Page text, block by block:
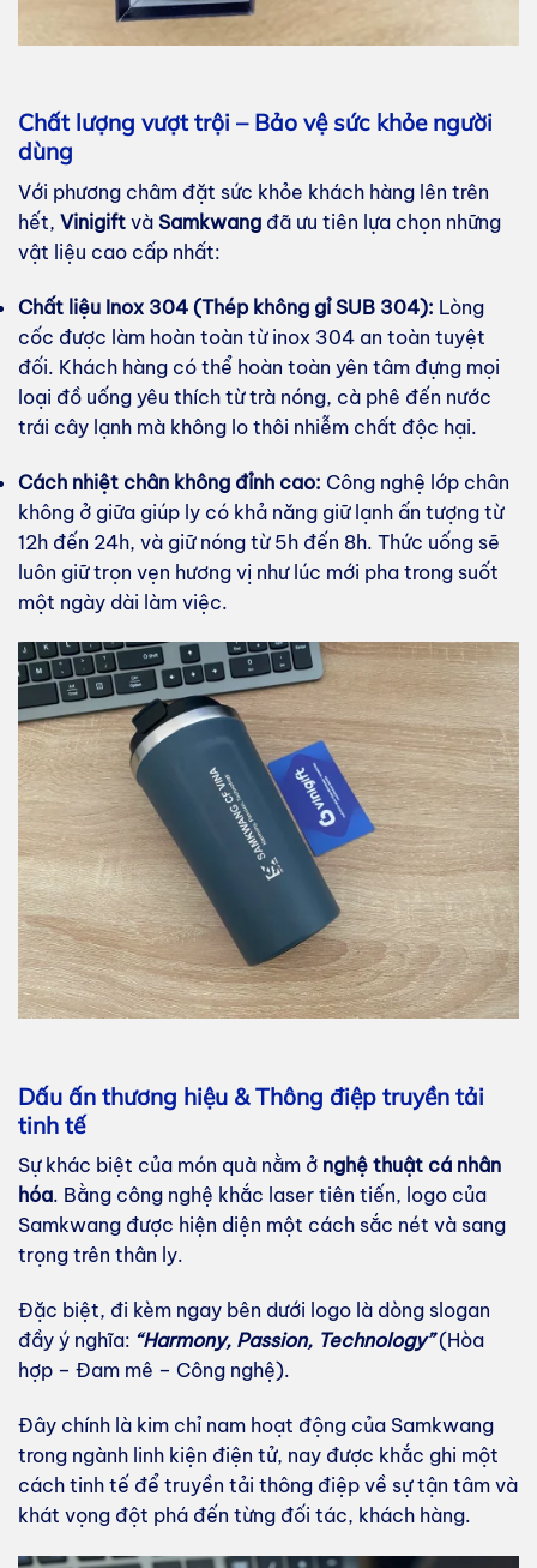
Chất lượng vượt trội – Bảo vệ sức khỏe người
dùng
Với phương châm đặt sức khỏe khách hàng lên trên
hết, Vinigift và Samkwang đã ưu tiên lựa chọn những
vật liệu cao cấp nhất:
Chất liệu Inox 304 (Thép không gỉ SUB 304): Lòng
cốc được làm hoàn toàn từ inox 304 an toàn tuyệt
đối. Khách hàng có thể hoàn toàn yên tâm đựng mọi
loại đồ uống yêu thích từ trà nóng, cà phê đến nước
trái cây lạnh mà không lo thôi nhiễm chất độc hại.
Cách nhiệt chân không đỉnh cao: Công nghệ lớp chân
không ở giữa giúp ly có khả năng giữ lạnh ấn tượng từ
12h đến 24h, và giữ nóng từ 5h đến 8h. Thức uống sẽ
luôn giữ trọn vẹn hương vị như lúc mới pha trong suốt
một ngày dài làm việc.
Dấu ấn thương hiệu & Thông điệp truyền tải
tinh tế
Sự khác biệt của món quà nằm ở nghệ thuật cá nhân
hóa. Bằng công nghệ khắc laser tiên tiến, logo của
Samkwang được hiện diện một cách sắc nét và sang
trọng trên thân ly.
Đặc biệt, đi kèm ngay bên dưới logo là dòng slogan
đầy ý nghĩa: “Harmony, Passion, Technology”(Hòa
hợp – Đam mê – Công nghệ).
Đây chính là kim chỉ nam hoạt động của Samkwang
trong ngành linh kiện điện tử, nay được khắc ghi một
cách tinh tế để truyền tải thông điệp về sự tận tâm và
khát vọng đột phá đến từng đối tác, khách hàng.